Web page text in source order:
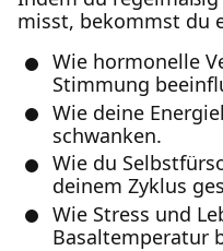
misst, bekommst du
Wie hormonelle
Stimmung
Wie deine
schwanken.
Wie du
deinem Zyklus
Wie Stress und
Basaltemperatur